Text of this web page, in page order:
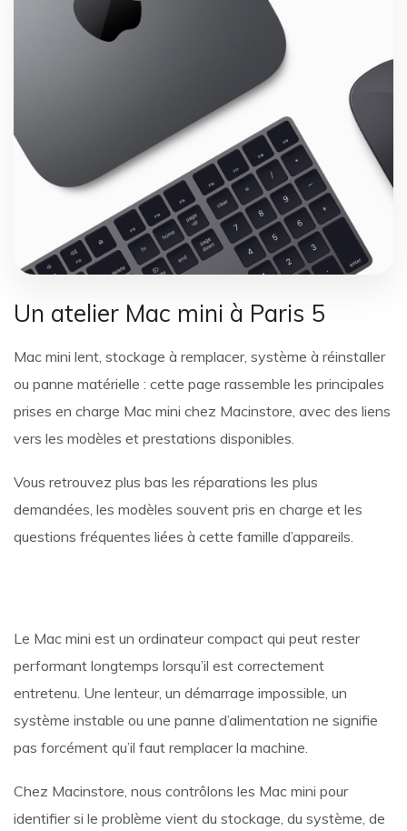
Un atelier Mac mini à Paris 5
Mac mini lent, stockage à remplacer, système à réinstaller
ou panne matérielle : cette page rassemble les principales
prises en charge Mac mini chez Macinstore, avec des liens
vers les modèles et prestations disponibles.
Vous retrouvez plus bas les réparations les plus
demandées, les modèles souvent pris en charge et les
questions fréquentes liées à cette famille d’appareils.
Le Mac mini est un ordinateur compact qui peut rester
performant longtemps lorsqu’il est correctement
entretenu. Une lenteur, un démarrage impossible, un
système instable ou une panne d’alimentation ne signifie
pas forcément qu’il faut remplacer la machine.
Chez Macinstore, nous contrôlons les Mac mini pour
identifier si le problème vient du stockage, du système, de